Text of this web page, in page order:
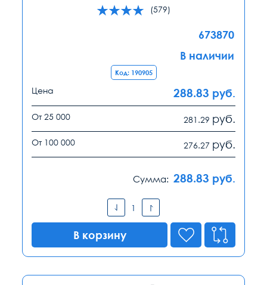
(579)
673870
В наличии
Код: 190905
Цена 288.83 руб.
От 25 000 281.29 руб.
От 100 000 276.27 руб.
Сумма: 288.83 руб.
В корзину